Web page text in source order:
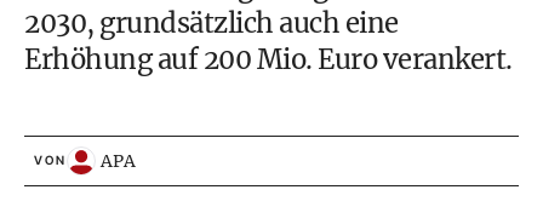
2030, grundsätzlich auch eine
Erhöhung auf 200 Mio. Euro verankert.
VON APA